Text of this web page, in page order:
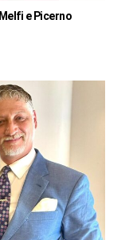
e Picerno